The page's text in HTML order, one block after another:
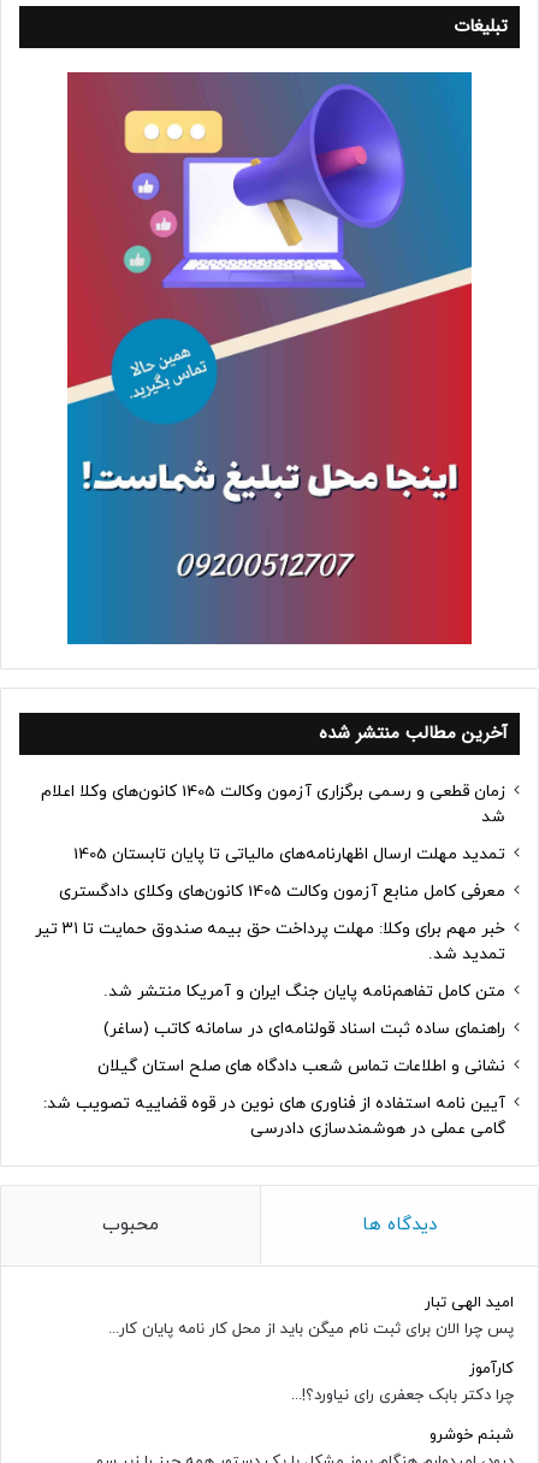
تبلیغات
آخرین مطالب منتشر شده
زمان قطعی و رسمی برگزاری آزمون وکالت 1405 کانون‌های وکلا اعلام
شد
تمدید مهلت ارسال اظهارنامه‌های مالیاتی تا پایان تابستان 1405
معرفی کامل منابع آزمون وکالت 1405 کانون‌های وکلای دادگستری
خبر مهم برای وکلا: مهلت پرداخت حق بیمه صندوق حمایت تا ۳۱ تیر
تمدید شد.
متن کامل تفاهم‌نامه پایان جنگ ایران و آمریکا منتشر شد.
راهنمای ساده ثبت اسناد قولنامه‌ای در سامانه کاتب (ساغر)
نشانی و اطلاعات تماس شعب دادگاه های صلح استان گیلان
آیین نامه استفاده از فناوری های نوین در قوه قضاییه تصویب شد:
گامی عملی در هوشمندسازی دادرسی
دیدگاه ها محبوب
امید الهی تبار
پس چرا الان برای ثبت نام میگن باید از محل کار نامه پایان کار...
کارآموز
چرا دکتر بابک جعفری رای نیاورد؟!...
شبنم خوشرو